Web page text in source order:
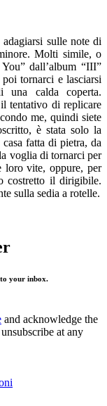
sulle note di
Molti simile, o
dall’album “III”
tornarci e lasciarsi
una calda coperta.
tentativo di replicare
me, quindi siete
è stata solo la
fatta di pietra, da
voglia di tornarci per
loro vite, oppure, per
costretto il dirigibile.
sulla sedia a rotelle.
to your inbox.
and acknowledge the
at any